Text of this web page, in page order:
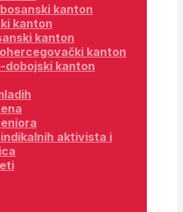
kanton
kanton
kanton
kanton
dobojski kanton
aktivista i